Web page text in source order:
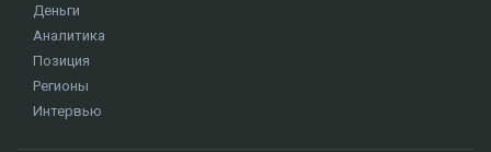
Деньги
Аналитика
Позиция
Регионы
Интервью